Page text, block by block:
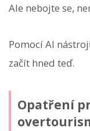
Ale nebojte se,
Pomocí AI
začít hned teď.
Opatření